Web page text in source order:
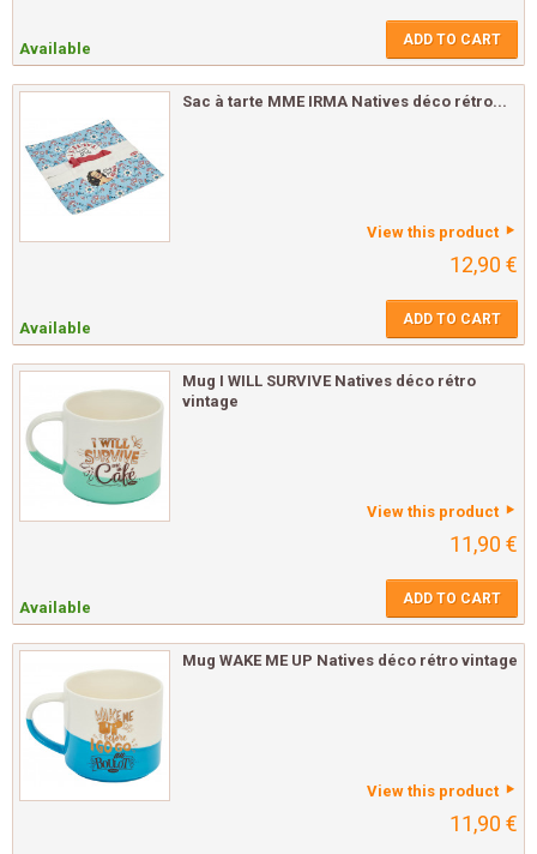
Available ADD TO CART
Sac à tarte MME IRMA Natives déco rétro...
View this product
12,90 €
Available ADD TO CART
Mug I WILL SURVIVE Natives déco rétro
vintage
View this product
11,90 €
Available ADD TO CART
Mug WAKE ME UP Natives déco rétro vintage
View this product
11,90 €